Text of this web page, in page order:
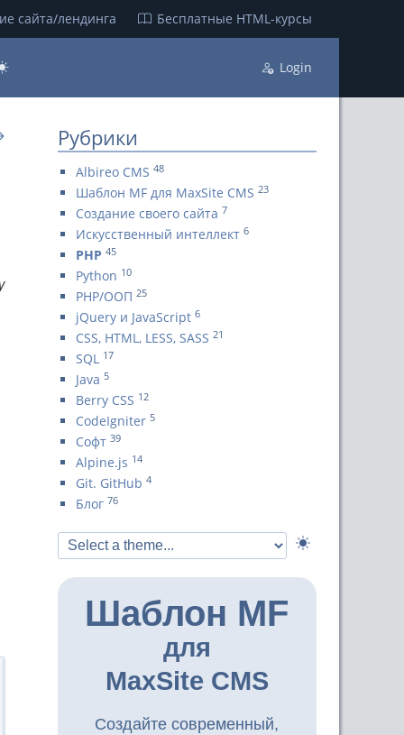
сайта/лендинга Бесплатные НТML-курсы
Login
Рубрики
Albireo CMS 48
Шаблон MF для MaxSite CMS 23
Создание своего сайта 7
Искусственный интеллект 6
PHP 45
Python 10
PHP/ООП 25
jQuery и JavaScript 6
CSS, HTML, LESS, SASS 21
SQL 17
Java 5
Berry CSS 12
CodeIgniter 5
Софт 39
Alpine.js 14
Git. GitHub 4
Блог 76
Шаблон MF
для
MaxSite CMS
Создайте современный,